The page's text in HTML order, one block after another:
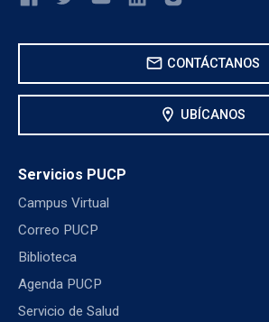
mail CONTÁCTANOS
location_on UBÍCANOS
Servicios PUCP
Campus Virtual
Correo PUCP
Biblioteca
Agenda PUCP
Servicio de Salud